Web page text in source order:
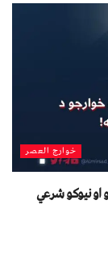
خوارج العصر
او نیوکو شرعي